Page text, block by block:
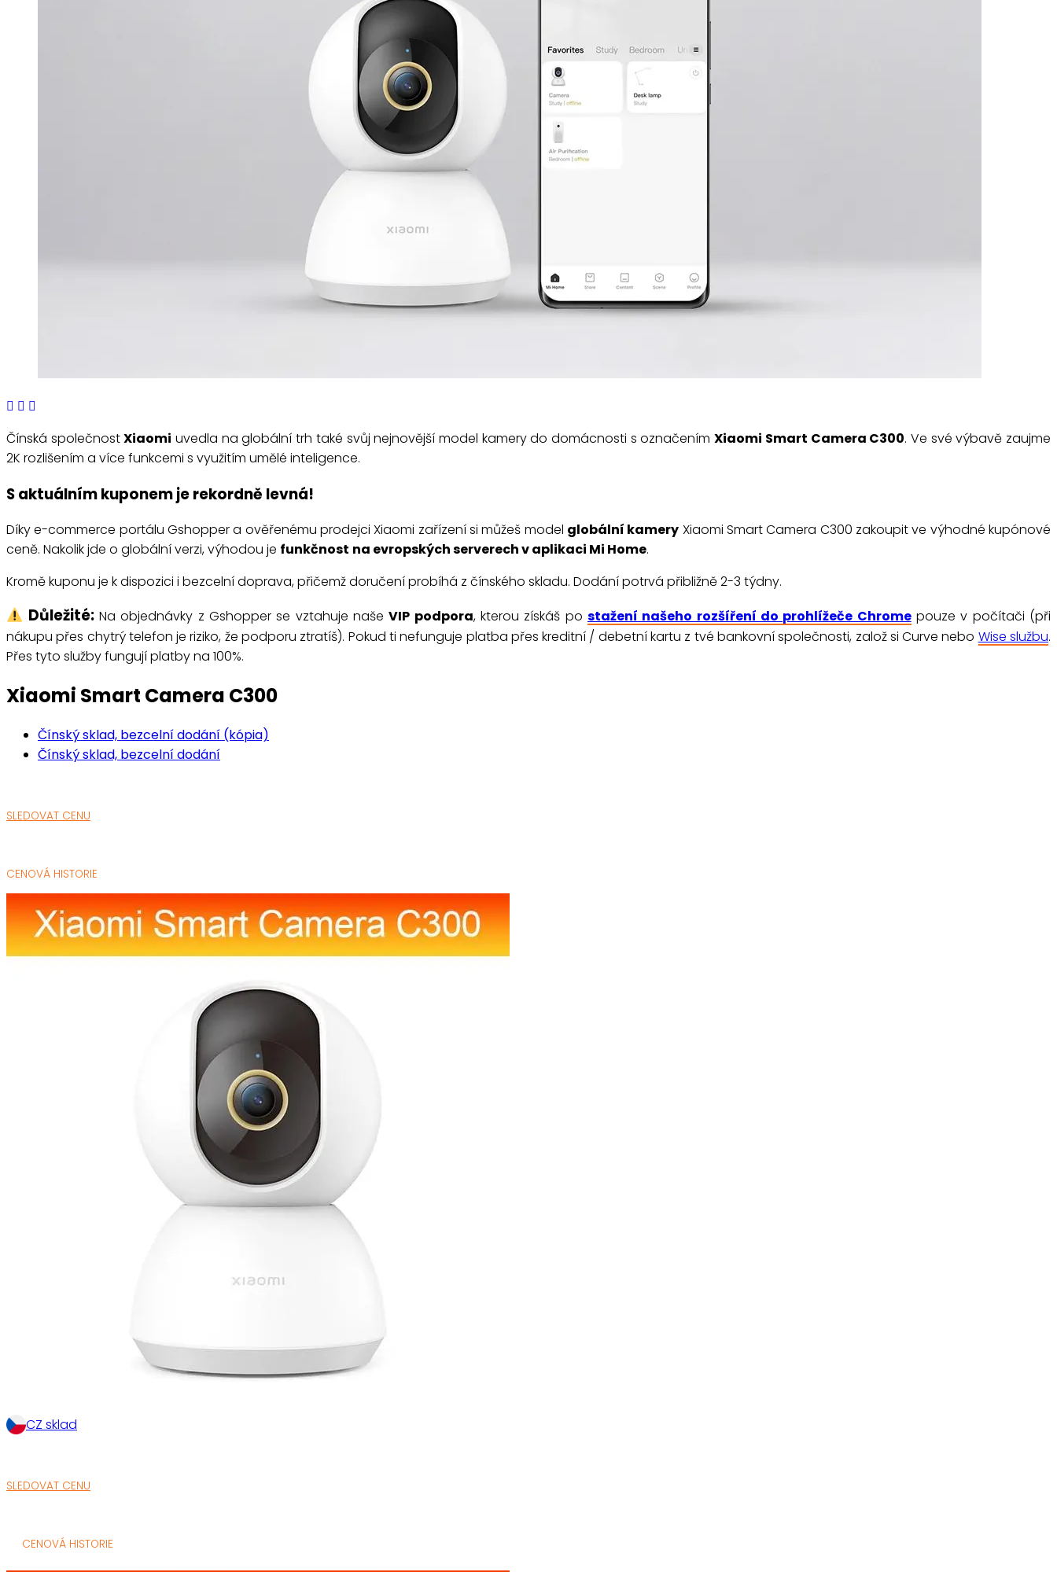
Čínská společnostXiaomi uvedla na globální trh také svůj nejnovější model kamery do domácnosti s označenímXiaomi Smart Camera C300. Ve své výbavě zaujme
2K rozlišením a více funkcemi s využitím umělé inteligence.
S aktuálním kuponem je rekordně levná!
Díky e-commerce portálu Gshopper a ověřenému prodejci Xiaomi zařízení si můžeš model globální kamery Xiaomi Smart Camera C300 zakoupit ve výhodné kupónové
ceně. Nakolik jde o globální verzi, výhodou je funkčnost na evropských serverech v aplikaci Mi Home.
Kromě kuponu je k dispozici i bezcelní doprava, přičemž doručení probíhá z čínského skladu. Dodání potrvá přibližně 2-3 týdny.
Důležité:Na objednávky z Gshopper se vztahuje našeVIP podpora, kterou získáš po stažení našeho rozšíření do prohlížeče Chromepouze v počítači (při
nákupu přes chytrý telefon je riziko, že podporu ztratíš). Pokud ti nefunguje platba přes kreditní / debetní kartu z tvé bankovní společnosti, založ si Curve nebo Wise službu.
Přes tyto služby fungují platby na 100%.
Xiaomi Smart Camera C300
Čínský sklad, bezcelní dodání (kópia)
Čínský sklad, bezcelní dodání
SLEDOVAT CENU
CENOVÁ HISTORIE
CZ sklad
SLEDOVAT CENU
CENOVÁ HISTORIE